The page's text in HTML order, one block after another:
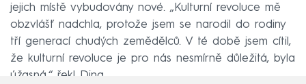
jejich místě vybudovány nové. „Kulturní revoluce mě
obzvlášť nadchla, protože jsem se narodil do rodiny
tří generací chudých zemědělců. V té době jsem cítil,
že kulturní revoluce je pro nás nesmírně důležitá, byla
úžasná,“ řekl Ding.